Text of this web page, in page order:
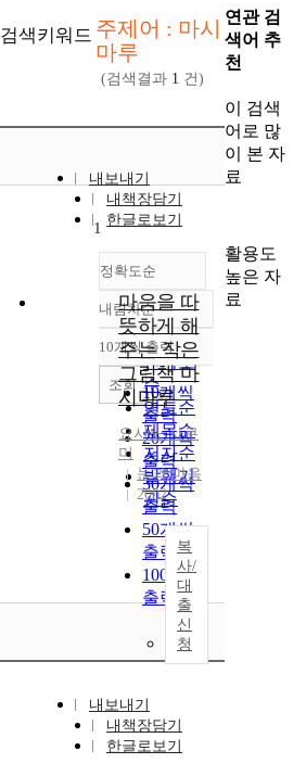
검색키워드 주제어 : 마시
마루
(검색결과 1 건)
내보내기
내책장담기
한글로보기
정확도순
정확도
순
인기도
순
연도순
제목순
저자순
발행기
관순
내림차순
내림차순
10개씩 출력
10개씩
출력
20개씩
출력
30개씩
출력
50개씩
출력
100개씩
출력
조회
1
마음을 따
뜻하게 해
주는 작은
그림책 마
시마루
요시노 사쿠
미
눈과 마음
2002
복
사/
대
출
신
청
내보내기
내책장담기
한글로보기
연관 검
색어 추
천
이 검색
어로 많
이 본 자
료
활용도
높은 자
료